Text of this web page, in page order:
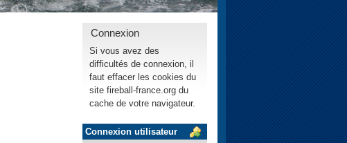
Connexion
Si vous avez des
difficultés de connexion, il
faut effacer les cookies du
site fireball-france.org du
cache de votre navigateur.
Connexion utilisateur